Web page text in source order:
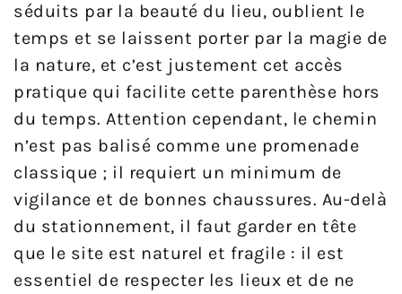
séduits par la beauté du lieu, oublient le
temps et se laissent porter par la magie de
la nature, et c’est justement cet accès
pratique qui facilite cette parenthèse hors
du temps. Attention cependant, le chemin
n’est pas balisé comme une promenade
classique ; il requiert un minimum de
vigilance et de bonnes chaussures. Au-delà
du stationnement, il faut garder en tête
que le site est naturel et fragile : il est
essentiel de respecter les lieux et de ne